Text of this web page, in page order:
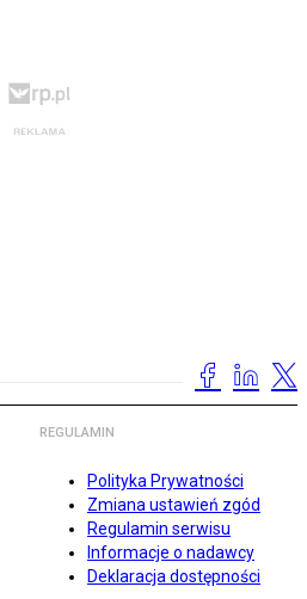
REGULAMIN
Polityka Prywatności
Zmiana ustawień zgód
Regulamin serwisu
Informacje o nadawcy
Deklaracja dostępności